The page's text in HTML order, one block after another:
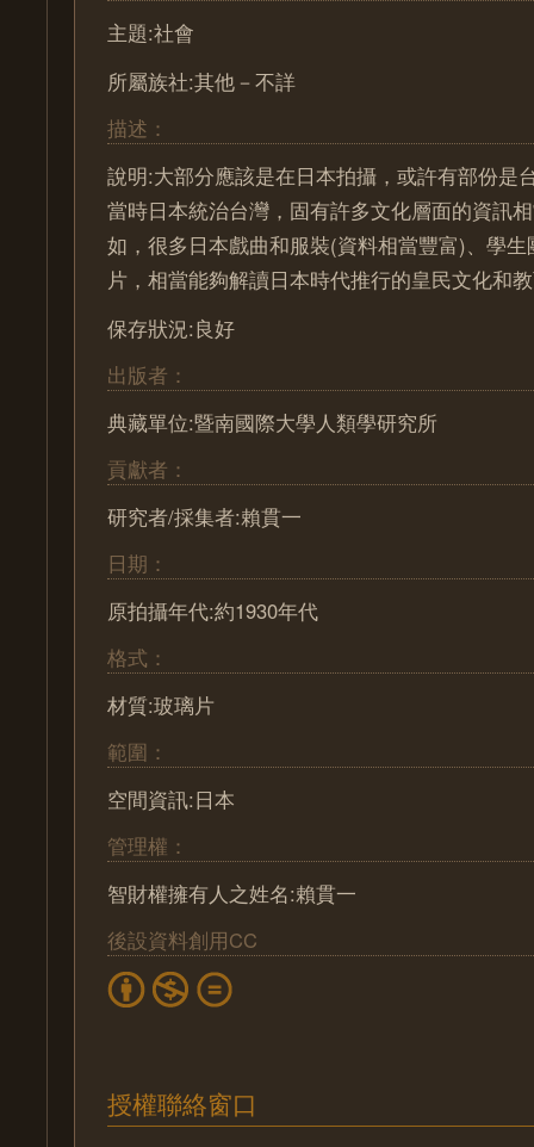
主題:社會
所屬族社:其他－不詳
描述：
說明:大部分應該是在日本拍攝，或許有部份是
當時日本統治台灣，固有許多文化層面的資訊
如，很多日本戲曲和服裝(資料相當豐富)、學
片，相當能夠解讀日本時代推行的皇民文化和
保存狀況:良好
出版者：
典藏單位:暨南國際大學人類學研究所
貢獻者：
研究者/採集者:賴貫一
日期：
原拍攝年代:約1930年代
格式：
材質:玻璃片
範圍：
空間資訊:日本
管理權：
智財權擁有人之姓名:賴貫一
後設資料創用CC
授權聯絡窗口